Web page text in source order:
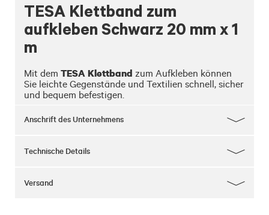
TESA Klettband zum
aufkleben Schwarz 20 mm x 1
m
Mit dem TESA Klettband zum Aufkleben können
Sie leichte Gegenstände und Textilien schnell, sicher
und bequem befestigen.
Anschrift des Unternehmens
Technische Details
Versand